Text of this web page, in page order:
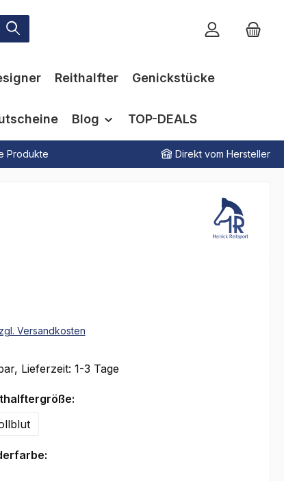
Reithalfter Genickstücke
Blog TOP-DEALS
Produkte Direkt vom Hersteller
Versandkosten
Lieferzeit: 1-3 Tage
auswählen
auswählen